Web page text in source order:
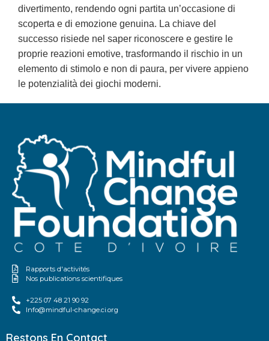
divertimento, rendendo ogni partita un’occasione di
scoperta e di emozione genuina. La chiave del
successo risiede nel saper riconoscere e gestire le
proprie reazioni emotive, trasformando il rischio in un
elemento di stimolo e non di paura, per vivere appieno
le potenzialità dei giochi moderni.
Rapports d'activités
Nos publications scientifiques
+225 07 48 21 90 92
Info@mindful-change.ci.org
Restons En Contact